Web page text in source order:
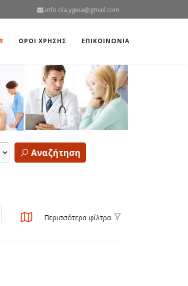
info.ola.ygeia@gmail.com
ΟΡΟΙ ΧΡΗΣΗΣ ΕΠΙΚΟΙΝΩΝΙΑ
Αναζήτηση
Περισσότερα φίλτρα